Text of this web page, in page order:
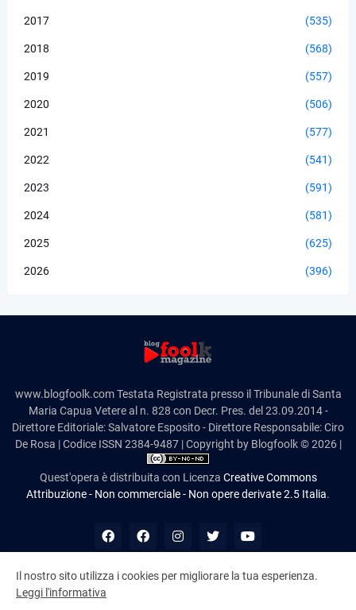
2017 (535)
2018 (568)
2019 (557)
2020 (506)
2021 (577)
2022 (541)
2023 (591)
2024 (581)
2025 (625)
2026 (396)
www.blogfoolk.com Testata Registrata presso il Tribunale di Santa
Maria Capua Vetere al n. 828 con Decr. Pres. del 23.09.2014 -
Direttore Editoriale: Salvatore Esposito - Direttore Responsabile: Ciro
De Rosa | Codice ISSN 2384-9487 | Copyright by Blogfoolk © 2026 |
Quest'opera è distribuita con Licenza Creative Commons
Attribuzione - Non commerciale - Non opere derivate 2.5 Italia.
10,993,064
Il nostro sito utilizza i cookies per migliorare la tua esperienza.
Leggi l'informativa